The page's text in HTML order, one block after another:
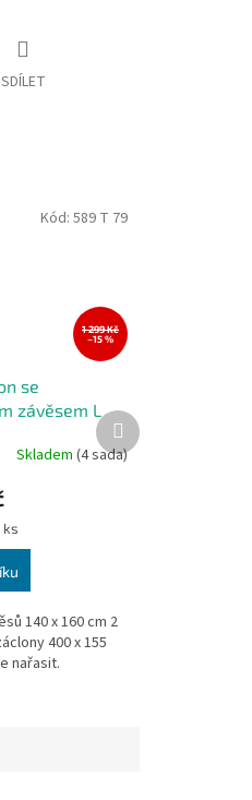
SDÍLET
1 299 Kč
–15 %
se
závěsem L
400x155
Skladem (4 sada)
ks
140 x 160 cm 2
400 x 155
nařasit.
Kód: 589 T 79
Další
produkt